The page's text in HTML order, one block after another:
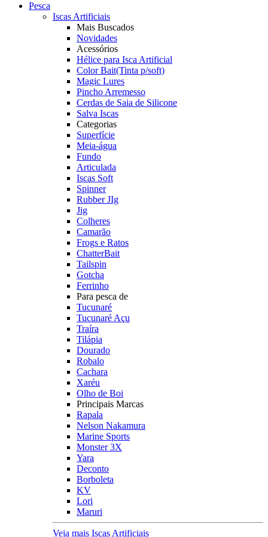
Pesca
Iscas Artificiais
Mais Buscados
Novidades
Acessórios
Hélice para Isca Artificial
Color Bait(Tinta p/soft)
Magic Lures
Pincho Arremesso
Cerdas de Saia de Silicone
Salva Iscas
Categorias
Superfície
Meia-água
Fundo
Articulada
Iscas Soft
Spinner
Rubber JIg
Jig
Colheres
Camarão
Frogs e Ratos
ChatterBait
Tailspin
Gotcha
Ferrinho
Para pesca de
Tucunaré
Tucunaré Açu
Traíra
Tilápia
Dourado
Robalo
Cachara
Xaréu
Olho de Boi
Principais Marcas
Rapala
Nelson Nakamura
Marine Sports
Monster 3X
Yara
Deconto
Borboleta
KV
Lori
Maruri
Veja mais Iscas Artificiais